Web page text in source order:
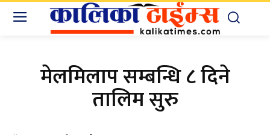
मेलमिलाप सम्बन्धि ८ दिने
तालिम सुरु